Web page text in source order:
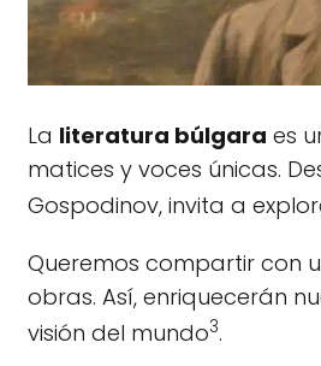
La literatura búlgara es
matices y voces únicas.
Gospodinov, invita a
Queremos compartir con
obras. Así, enriquecerán
visión del mundo3.